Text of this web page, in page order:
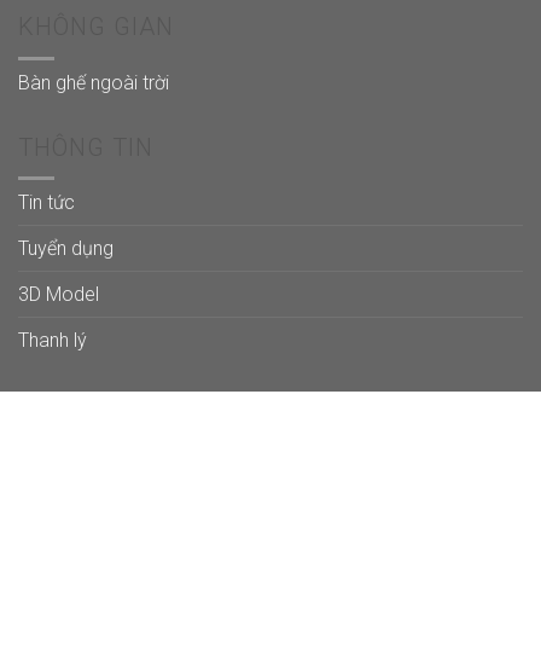
Bàn ghế ngoài trời
Tin tức
Tuyển dụng
3D Model
Thanh lý